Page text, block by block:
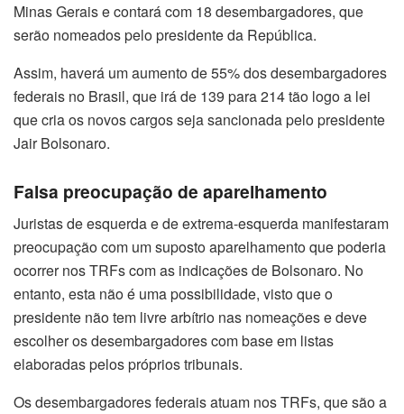
Minas Gerais e contará com 18 desembargadores, que
serão nomeados pelo presidente da República.
Assim, haverá um aumento de 55% dos desembargadores
federais no Brasil, que irá de 139 para 214 tão logo a lei
que cria os novos cargos seja sancionada pelo presidente
Jair Bolsonaro.
Falsa preocupação de aparelhamento
Juristas de esquerda e de extrema-esquerda manifestaram
preocupação com um suposto aparelhamento que poderia
ocorrer nos TRFs com as indicações de Bolsonaro. No
entanto, esta não é uma possibilidade, visto que o
presidente não tem livre arbítrio nas nomeações e deve
escolher os desembargadores com base em listas
elaboradas pelos próprios tribunais.
Os desembargadores federais atuam nos TRFs, que são a